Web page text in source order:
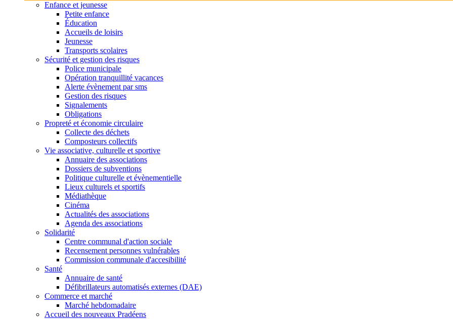
Enfance et jeunesse
Petite enfance
Éducation
Accueils de loisirs
Jeunesse
Transports scolaires
Sécurité et gestion des risques
Police municipale
Opération tranquillité vacances
Alerte évènement par sms
Gestion des risques
Signalements
Obligations
Propreté et économie circulaire
Collecte des déchets
Composteurs collectifs
Vie associative, culturelle et sportive
Annuaire des associations
Dossiers de subventions
Politique culturelle et évènementielle
Lieux culturels et sportifs
Médiathèque
Cinéma
Actualités des associations
Agenda des associations
Solidarité
Centre communal d'action sociale
Recensement personnes vulnérables
Commission communale d'accesibilité
Santé
Annuaire de santé
Défibrillateurs automatisés externes (DAE)
Commerce et marché
Marché hebdomadaire
Accueil des nouveaux Pradéens